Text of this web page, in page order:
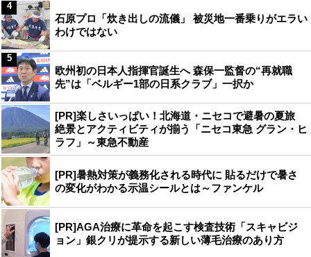
石原プロ「炊き出しの流儀」 被災地一番乗りがエラい
わけではない
4
欧州初の日本人指揮官誕生へ 森保一監督の“再就職
先”は「ベルギー1部の日系クラブ」一択か
5
[PR]楽しさいっぱい！北海道・ニセコで避暑の夏旅
絶景とアクティビティが揃う「ニセコ東急 グラン・ヒ
ラフ」～東急不動産
[PR]暑熱対策が義務化される時代に 貼るだけで暑さ
の変化がわかる示温シールとは～ファンケル
[PR]AGA治療に革命を起こす検査技術「スキャビジ
ョン」銀クリが提示する新しい薄毛治療のあり方